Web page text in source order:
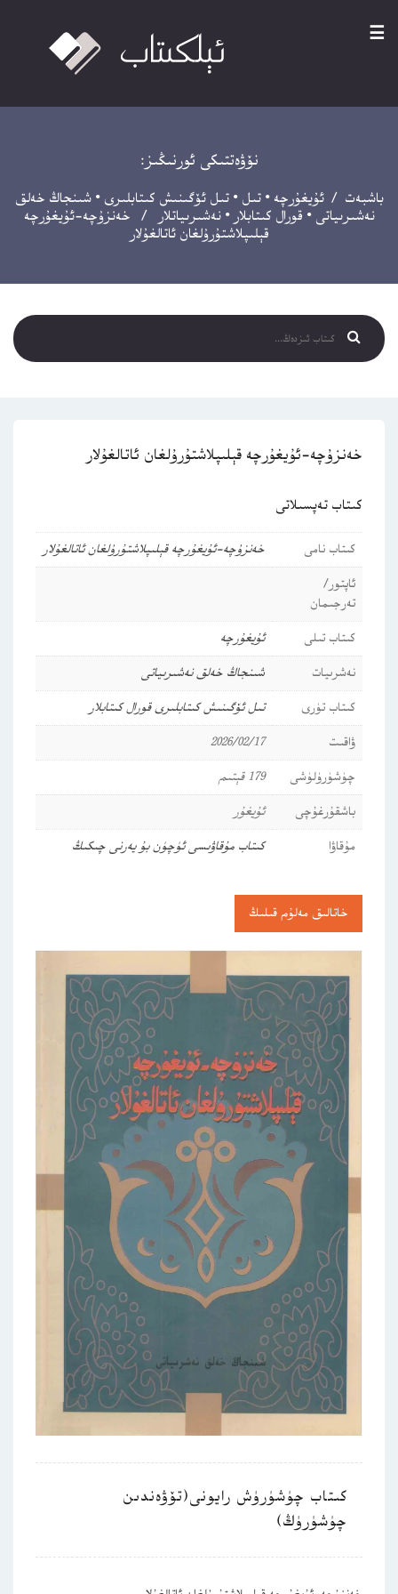
☰
نۆۋەتتىكى ئورنىڭىز:
باشبەت /ئۇيغۇرچە •تىل •تىل ئۆگىنىش كىتابلىرى •شىنجاڭ خەلق
نەشىرىياتى • قورال كىتابلار •نەشىرىياتلار
/ خەنزۇچە-ئۇيغۇرچە
قېلىپلاشتۇرۇلغان ئاتالغۇلار
خەنزۇچە-ئۇيغۇرچە قېلىپلاشتۇرۇلغان ئاتالغۇلار
كىتاب تەپسىلاتى
كىتاب نامى
خەنزۇچە-ئۇيغۇرچە قېلىپلاشتۇرۇلغان ئاتالغۇلار
ئاپتور/
تەرجىمان
كىتاب تىلى
ئۇيغۇرچە
نەشرىيات
شىنجاڭ خەلق نەشىرىياتى
كىتاب تۈرى
تىل ئۆگىنىش كىتابلىرى قورال كىتابلار
ۋاقىت
2026/02/17
چۈشۈرۈلۈشى
179 قېتىم
باشقۇرغۇچى
ئۇيغۇر
مۇقاۋا
كىتاب مۇقاۋىسى ئۈچۈن بۇ يەرنى چىكىڭ
خاتالىق مەلۇم قىلىڭ
كىتاب چۈشۈرۈش رايونى(تۆۋەندىن
چۈشۈرۈڭ)